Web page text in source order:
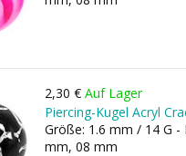
2,30 € Auf Lager
Piercing-Kugel Acryl
Größe: 1.6 mm / 14 G -
mm, 08 mm